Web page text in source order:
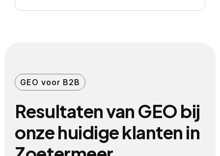
GEO voor B2B
Resultaten van GEO bij
onze huidige klanten in